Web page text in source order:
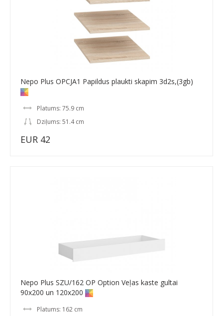
Nepo Plus OPCJA1 Papildus plaukti skapim 3d2s,(3gb)
Platums: 75.9 cm
Dziļums: 51.4 cm
EUR 42
Nepo Plus SZU/162 OP Option Veļas kaste gultai
90x200 un 120x200
Platums: 162 cm